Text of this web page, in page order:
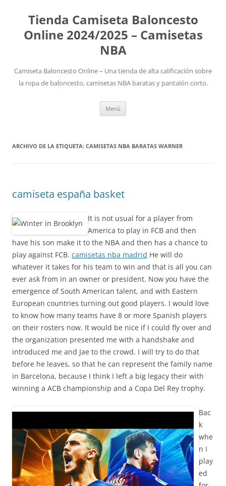
Tienda Camiseta Baloncesto
Online 2024/2025 – Camisetas
NBA
Camiseta Baloncesto Online – Una tienda de alta calificación sobre
la ropa de baloncesto, camisetas NBA baratas y pantalón corto.
Menú
ARCHIVO DE LA ETIQUETA: CAMISETAS NBA BARATAS WARNER
camiseta españa basket
It is not usual for a player from
America to play in FCB and then
have his son make it to the NBA and then has a chance to
play against FCB. camisetas nba madrid He will do
whatever it takes for his team to win and that is all you can
ever ask from in an owner or president. Now you have the
emergence of South American talent, and with Eastern
European countries turning out good players. I would love
to know how many teams have 8 or more Spanish players
on their rosters now. It would be nice if I could fly over and
the organization presented me with a handshake and
introduced me and Jae to the crowd. I will try to do that
before he leaves, so that he can represent the family name
in Barcelona, because I think I left a big legacy their with
winning a ACB championship and a Copa Del Rey trophy.
Bac
k
whe
n I
play
ed